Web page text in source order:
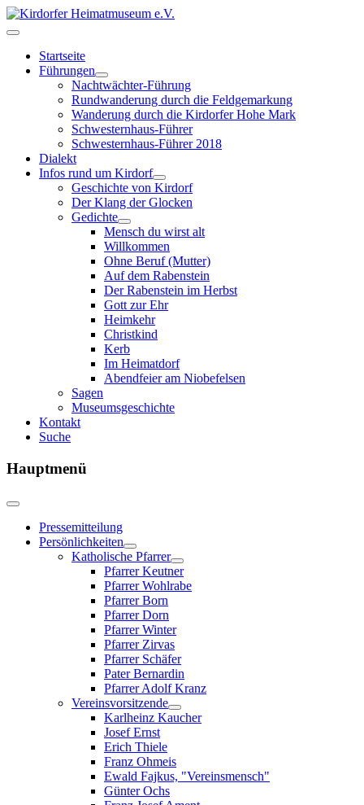
Startseite
Führungen
Nachtwächter-Führung
Rundwanderung durch die Feldgemarkung
Wanderung durch die Kirdorfer Hohe Mark
Schwesternhaus-Führer
Schwesternhaus-Führer 2018
Dialekt
Infos rund um Kirdorf
Geschichte von Kirdorf
Der Klang der Glocken
Gedichte
Mensch du wirst alt
Willkommen
Ohne Beruf (Mutter)
Auf dem Rabenstein
Der Rabenstein im Herbst
Gott zur Ehr
Heimkehr
Christkind
Kerb
Im Heimatdorf
Abendfeier am Niobefelsen
Sagen
Museumsgeschichte
Kontakt
Suche
Hauptmenü
Pressemitteilung
Persönlichkeiten
Katholische Pfarrer
Pfarrer Keutner
Pfarrer Wohlrabe
Pfarrer Born
Pfarrer Dorn
Pfarrer Winter
Pfarrer Zirvas
Pfarrer Schäfer
Pater Bernardin
Pfarrer Adolf Kranz
Vereinsvorsitzende
Karlheinz Kaucher
Josef Ernst
Erich Thiele
Franz Ohmeis
Ewald Fajkus, "Vereinsmensch"
Günter Ochs